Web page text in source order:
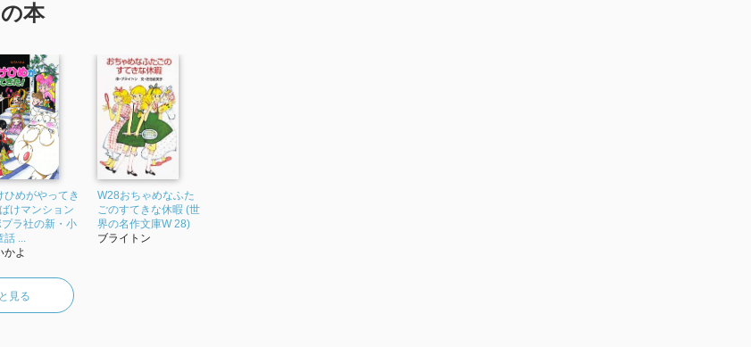
本
ひめがやってき
けマンション
ラ社の新・小
話 ...
かよ
W28おちゃめなふた
ごのすてきな休暇 (世
界の名作文庫W 28)
ブライトン
見る